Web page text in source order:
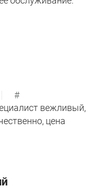
#
вежливый,
цена